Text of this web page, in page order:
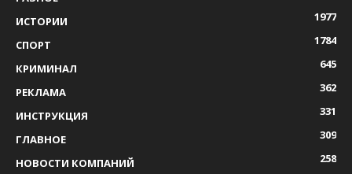
ИСТОРИИ
1977
СПОРТ
1784
КРИМИНАЛ
645
РЕКЛАМА
362
ИНСТРУКЦИЯ
331
ГЛАВНОЕ
309
НОВОСТИ КОМПАНИЙ
258